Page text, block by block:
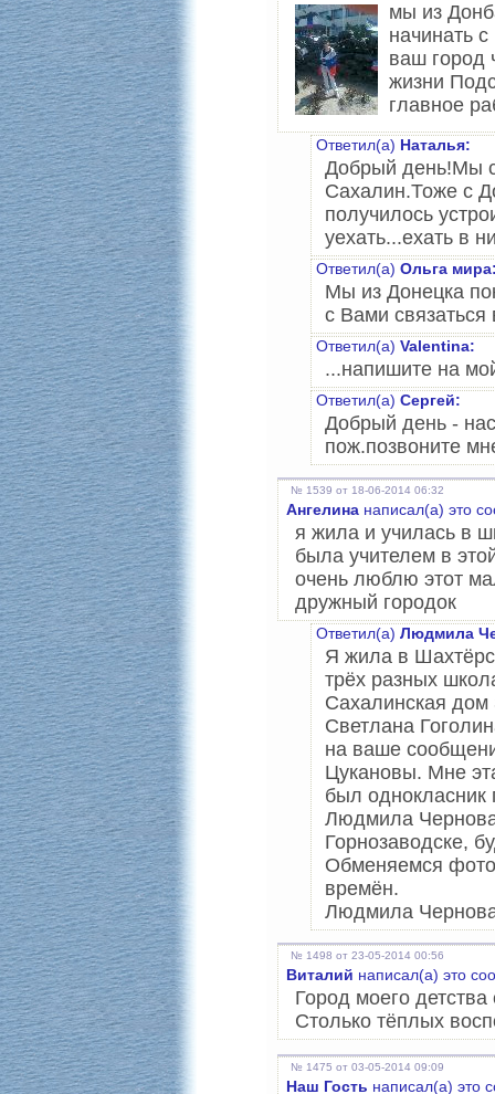
мы из
начинать
ваш город
жизни
главное
Ответил(а) Наталья:
Добрый день!Мы с
Сахалин.Тоже с
получилось
уехать...ехать в
Ответил(а) Ольга
Мы из Донецка
с Вами связаться
Ответил(а) Valentina:
...напишите на
Ответил(а) Сергей:
Добрый день -
пож.позвоните
№ 1539 от 18-06-2014 06:32
Ангелина написал(а) это
я жила и училась в
была учителем в
очень люблю этот
дружный городок
Ответил(а) Людмила
Я жила в
трёх разных
Сахалинская
Светлана
на ваше
Цукановы. Мне
был
Людмила
Горнозаводске,
Обменяемся
времён.
Людмила
№ 1498 от 23-05-2014 00:56
Виталий написал(а) это
Город моего
Столько тёплых
№ 1475 от 03-05-2014 09:09
Наш Гость написал(а) это